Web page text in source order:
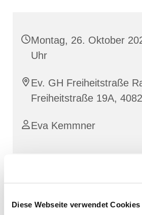
Diese Webseite verwendet Cookies
Montag, 26. Oktober
Uhr
Ev. GH Freiheitstraße
Freiheitstraße 19A,
Eva Kemmner